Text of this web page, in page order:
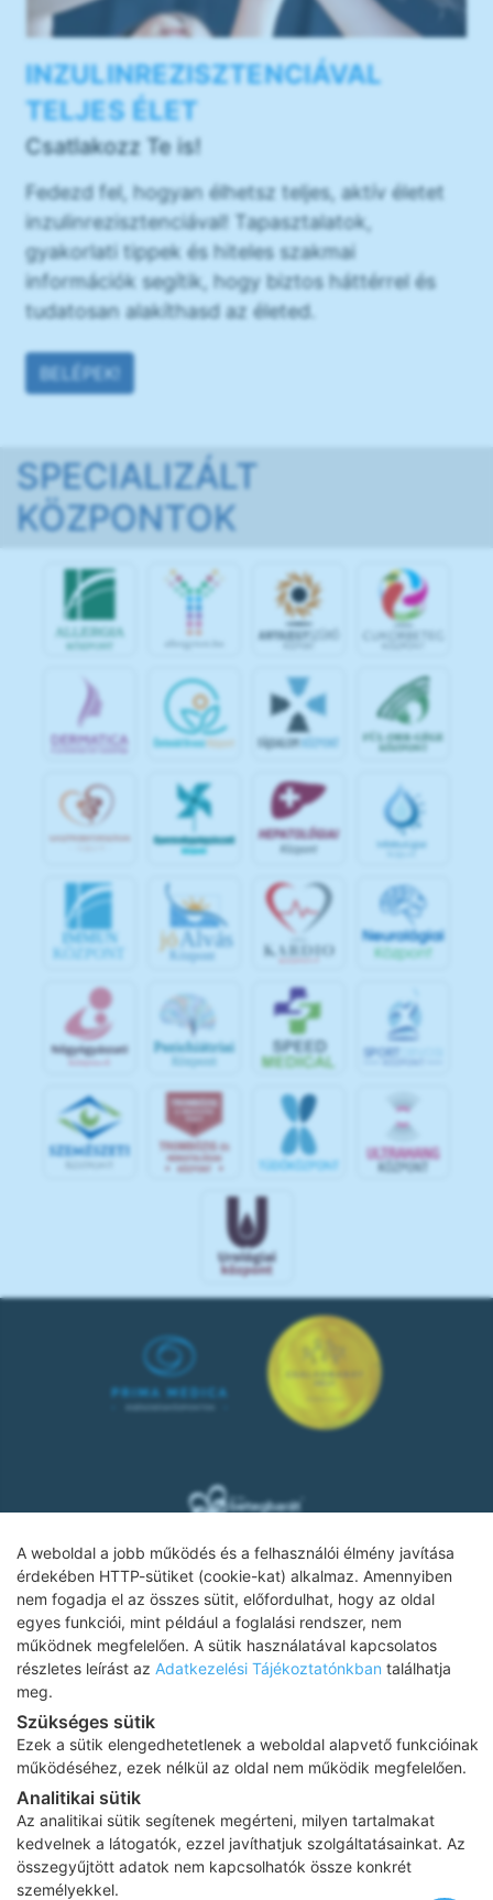
A weboldal a jobb működés és a felhasználói élmény javítása
érdekében HTTP-sütiket (cookie-kat) alkalmaz. Amennyiben
nem fogadja el az összes sütit, előfordulhat, hogy az oldal
egyes funkciói, mint például a foglalási rendszer, nem
működnek megfelelően. A sütik használatával kapcsolatos
részletes leírást az Adatkezelési Tájékoztatónkban találhatja
meg.
Szükséges sütik
Ezek a sütik elengedhetetlenek a weboldal alapvető funkcióinak
működéséhez, ezek nélkül az oldal nem működik megfelelően.
Analitikai sütik
Az analitikai sütik segítenek megérteni, milyen tartalmakat
kedvelnek a látogatók, ezzel javíthatjuk szolgáltatásainkat. Az
összegyűjtött adatok nem kapcsolhatók össze konkrét
személyekkel.
INZULINREZISZTENCIÁVAL
TELJES ÉLET
Csatlakozz Te is!
Fedezd fel, hogyan élhetsz teljes, aktív életet
inzulinrezisztenciával! Tapasztalatok,
gyakorlati tippek és hiteles szakmai
információk segítik, hogy biztos háttérrel és
tudatosan alakíthasd az életed.
BELÉPEK!
SPECIALIZÁLT
KÖZPONTOK
IMMUN
KÖZPONT
jó Alvás
Központ
SPOR
Adatkezelési tájékoztató
Impresszum
Karrier
Az oldalon feltüntetett árak az ÁFÁ-t tartalmazzák!
A képek a Shutterstock.com és a Canva.com
licence alapján
kerültek felhasználásra.
Copyright 2026 © Prima Medica Egészségközpontok . Minden jog